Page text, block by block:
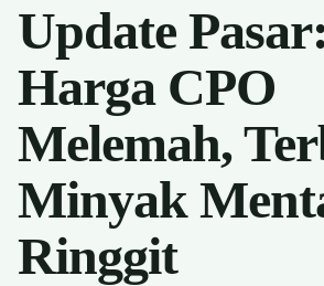
Update Pasar:
Harga CPO
Melemah,
Minyak
Ringgit